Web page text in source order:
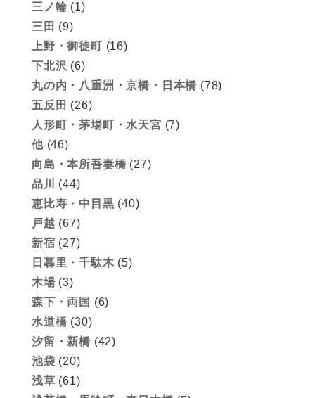
三ノ輪 (1)
三田 (9)
上野・御徒町 (16)
下北沢 (6)
丸の内・八重洲・京橋・日本橋 (78)
五反田 (26)
人形町・茅場町・水天宮 (7)
他(46)
向島・本所吾妻橋 (27)
品川
(44)
恵比寿・中目黒 (40)
戸越 (67)
新宿 (27)
日暮里・千駄木 (5)
木場 (3)
森下・両国 (6)
水道橋 (30)
汐留・新橋 (42)
池袋 (20)
浅草 (61)